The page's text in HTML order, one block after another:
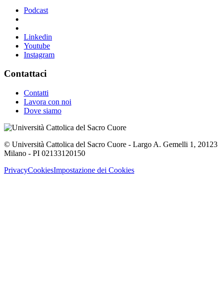
Podcast
Linkedin
Youtube
Instagram
Contattaci
Contatti
Lavora con noi
Dove siamo
© Università Cattolica del Sacro Cuore - Largo A. Gemelli 1, 20123
Milano - PI 02133120150
PrivacyCookiesImpostazione dei Cookies